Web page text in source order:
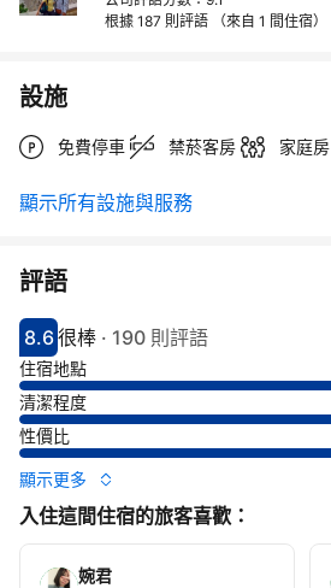
根據 187 則評語
（來自 1 間住宿）
設施
免費停車 禁菸客房 家庭房
顯示所有設施與服務
評語
分數8.6分
8.6
評比很棒
很棒 · 190 則評語
住宿地點
清潔程度
性價比
顯示更多
入住這間住宿的旅客喜歡：
婉君